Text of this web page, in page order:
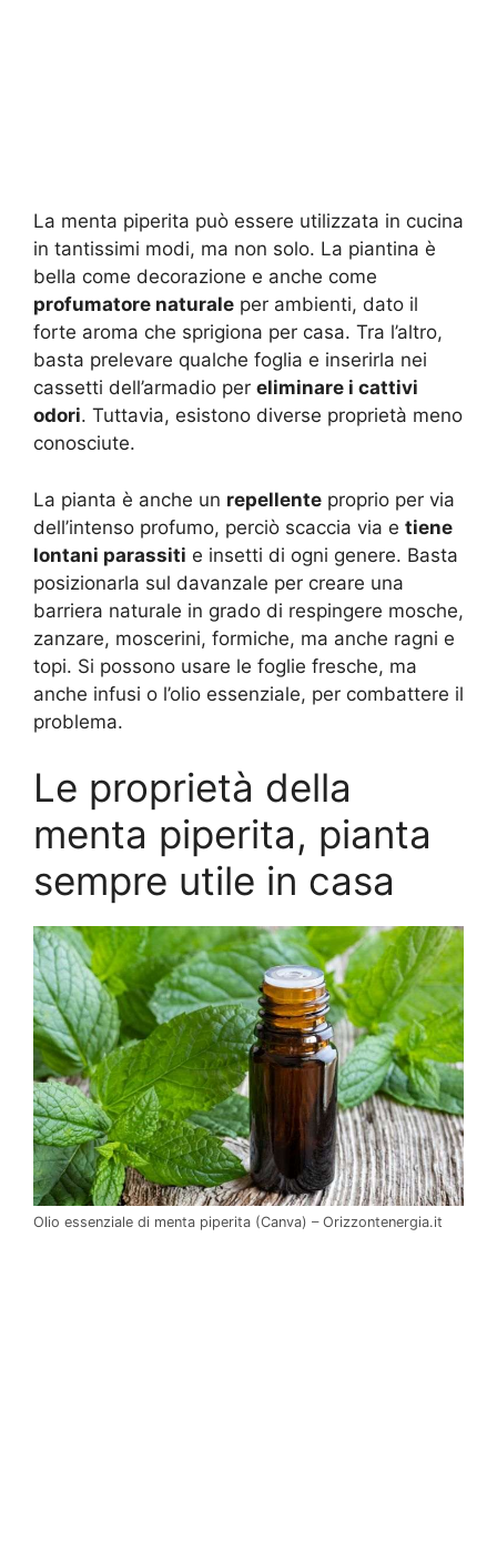
La menta piperita può essere utilizzata in cucina
in tantissimi modi, ma non solo. La piantina è
bella come decorazione e anche come
profumatore naturale per ambienti, dato il
forte aroma che sprigiona per casa. Tra l’altro,
basta prelevare qualche foglia e inserirla nei
cassetti dell’armadio per eliminare i cattivi
odori. Tuttavia, esistono diverse proprietà meno
conosciute.
La pianta è anche un repellente proprio per via
dell’intenso profumo, perciò scaccia via e tiene
lontani parassiti e insetti di ogni genere. Basta
posizionarla sul davanzale per creare una
barriera naturale in grado di respingere mosche,
zanzare, moscerini, formiche, ma anche ragni e
topi. Si possono usare le foglie fresche, ma
anche infusi o l’olio essenziale, per combattere il
problema.
Le proprietà della
menta piperita, pianta
sempre utile in casa
Olio essenziale di menta piperita (Canva) – Orizzontenergia.it